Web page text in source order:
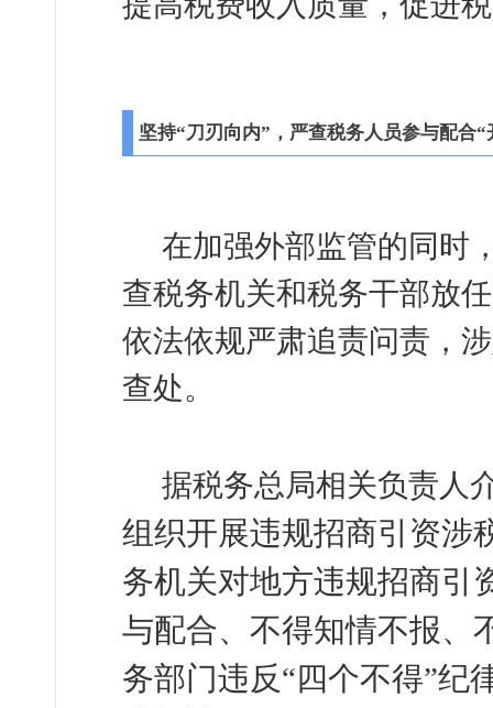
坚持“刀刃向内”，严查税务人员参与配合“
在加强外部监管的同时
查税务机关和税务干部放
依法依规严肃追责问责，
查处。
据税务总局相关负责人
组织开展违规招商引资涉
务机关对地方违规招商引
与配合、不得知情不报、
务部门违反“四个不得”纪